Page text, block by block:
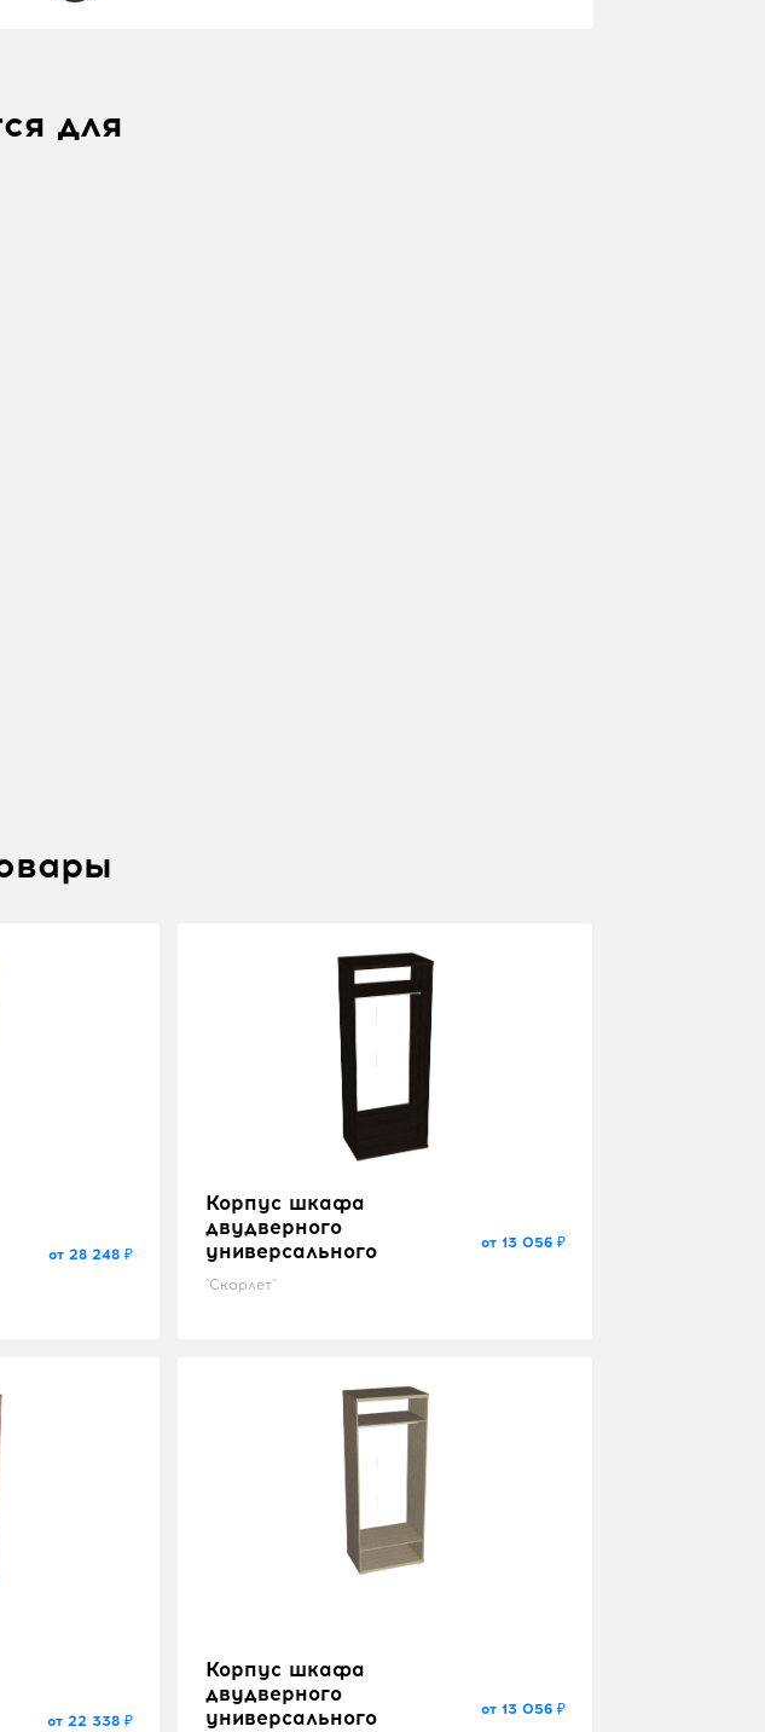
для
от 28 248 ₽
Корпус шкафа
двудверного
универсального
"Скарлет"
от 13 056 ₽
от 22 338 ₽
Корпус шкафа
двудверного
универсального
от 13 056 ₽